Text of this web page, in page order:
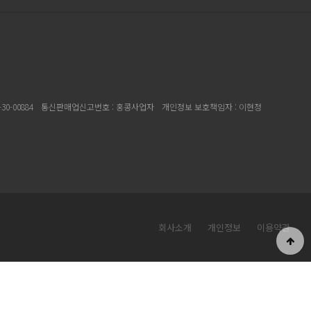
00884 통신판매업신고번호 : 홍콩사업자 개인정보 보호책임자 : 이현정
회사소개 개인정보 이용약관